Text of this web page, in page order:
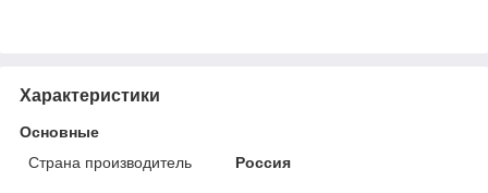
Характеристики
Основные
Страна производитель
Россия